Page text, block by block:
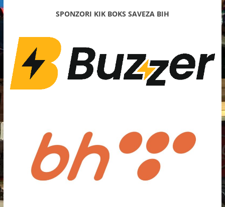
SPONZORI KIK BOKS SAVEZA BIH